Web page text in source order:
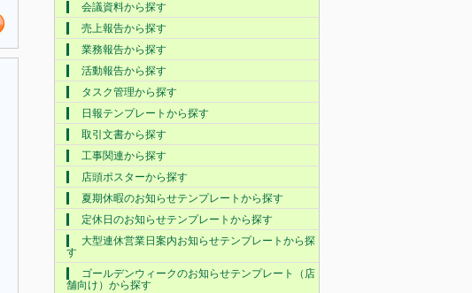
会議資料から探す
売上報告から探す
業務報告から探す
活動報告から探す
タスク管理から探す
日報テンプレートから探す
取引文書から探す
工事関連から探す
店頭ポスターから探す
夏期休暇のお知らせテンプレートから探す
定休日のお知らせテンプレートから探す
大型連休営業日案内お知らせテンプレートから探
す
ゴールデンウィークのお知らせテンプレート（店
舗向け）から探す